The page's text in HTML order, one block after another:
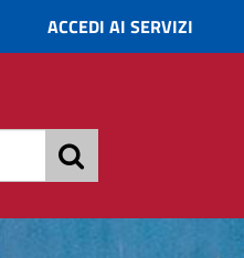
ACCEDI AI SERVIZI